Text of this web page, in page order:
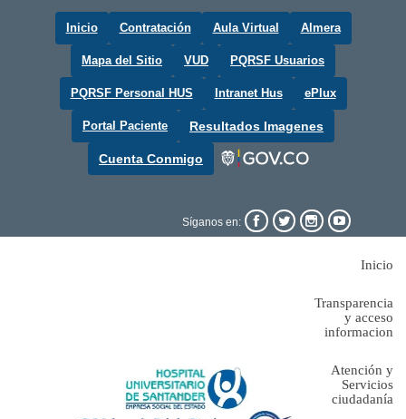
Inicio Contratación Aula Virtual Almera
Mapa del Sitio VUD PQRSF Usuarios
PQRSF Personal HUS Intranet Hus ePlux
Portal Paciente Resultados Imagenes
Cuenta Conmigo
Síganos en:    
Inicio
Transparencia
y acceso
informacion
Atención y
Servicios
ciudadanía